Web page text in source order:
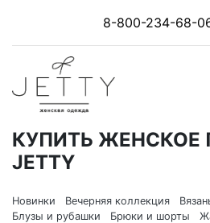
8-800-234-68-
КУПИТЬ ЖЕНСКОЕ
JETTY
Новинки Вечерняя коллекция
Блузы и рубашки
Брюки и шорты